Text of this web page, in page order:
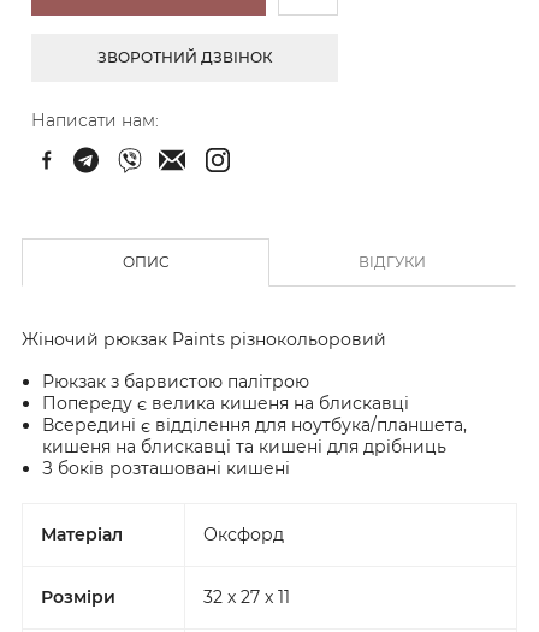
ЗВОРОТНИЙ ДЗВІНОК
Написати нам:
ОПИС ВІДГУКИ
Жіночий рюкзак Paints різнокольоровий
Рюкзак з барвистою палітрою
Попереду є велика кишеня на блискавці
Всередині є відділення для ноутбука/планшета,
кишеня на блискавці та кишені для дрібниць
З боків розташовані кишені
Матеріал Оксфорд
Розміри 32 x 27 x 11